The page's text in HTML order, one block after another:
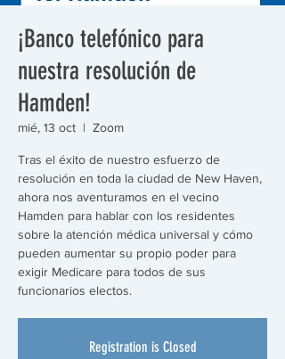
¡Banco telefónico para
nuestra resolución de
Hamden!
mié, 13 oct
  |
Zoom
Tras el éxito de nuestro esfuerzo de
resolución en toda la ciudad de New Haven,
ahora nos aventuramos en el vecino
Hamden para hablar con los residentes
sobre la atención médica universal y cómo
pueden aumentar su propio poder para
exigir Medicare para todos de sus
funcionarios electos.
Registration is Closed